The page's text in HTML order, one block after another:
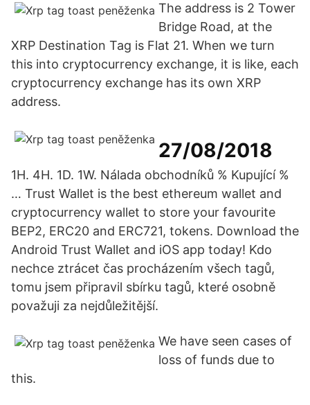
The address is 2 Tower
Bridge Road, at the
XRP Destination Tag is Flat 21. When we turn
this into cryptocurrency exchange, it is like, each
cryptocurrency exchange has its own XRP
address.
27/08/2018
1H. 4H. 1D. 1W. Nálada obchodníků % Kupující %
… Trust Wallet is the best ethereum wallet and
cryptocurrency wallet to store your favourite
BEP2, ERC20 and ERC721, tokens. Download the
Android Trust Wallet and iOS app today! Kdo
nechce ztrácet čas procházením všech tagů,
tomu jsem připravil sbírku tagů, které osobně
považuji za nejdůležitější.
We have seen cases of
loss of funds due to
this.